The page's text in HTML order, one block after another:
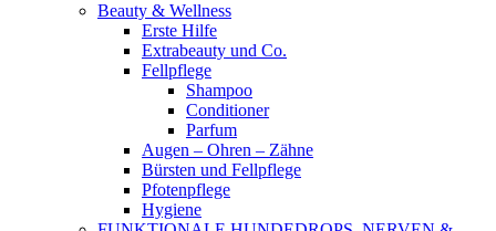
Beauty & Wellness
Erste Hilfe
Extrabeauty und Co.
Fellpflege
Shampoo
Conditioner
Parfum
Augen – Ohren – Zähne
Bürsten und Fellpflege
Pfotenpflege
Hygiene